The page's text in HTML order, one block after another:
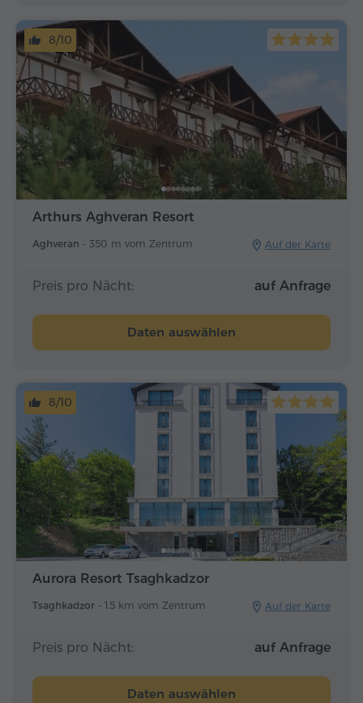
Arthurs Aghveran Resort
Aghveran - 350 m vom Zentrum Auf der Karte
8/10
Preis pro Nächt: auf Anfrage
Daten auswählen
Aurora Resort Tsaghkadzor
Tsaghkadzor - 1.5 km vom Zentrum Auf der Karte
8/10
Preis pro Nächt: auf Anfrage
Daten auswählen